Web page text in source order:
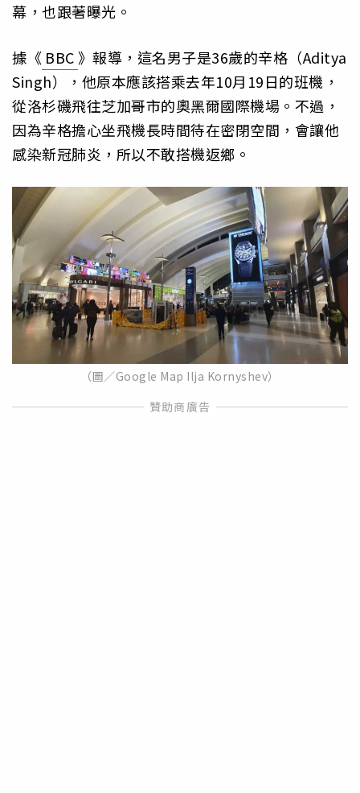
幕，也跟著曝光。
據《 BBC》報導，這名男子是36歲的辛格（Aditya
Singh），他原本應該搭乘去年10月19日的班機，
從洛杉磯飛往芝加哥市的奧黑爾國際機場。不過，
因為辛格擔心坐飛機長時間待在密閉空間，會讓他
感染新冠肺炎，所以不敢搭機返鄉。
（圖／Google Map Ilja Kornyshev）